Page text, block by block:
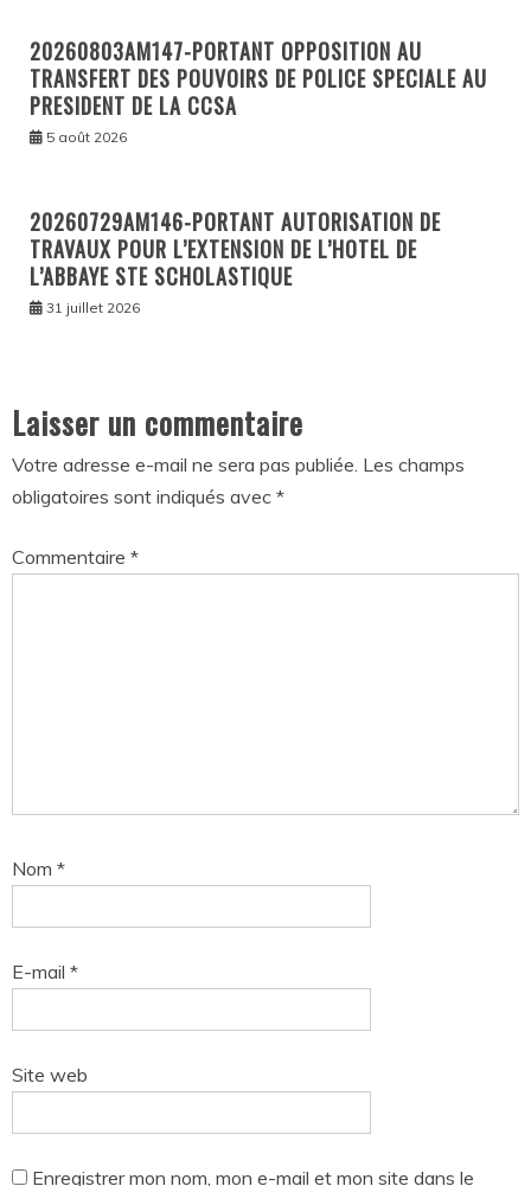
20260803AM147-PORTANT OPPOSITION AU
TRANSFERT DES POUVOIRS DE POLICE SPECIALE AU
PRESIDENT DE LA CCSA
5 août 2026
20260729AM146-PORTANT AUTORISATION DE
TRAVAUX POUR L’EXTENSION DE L’HOTEL DE
L’ABBAYE STE SCHOLASTIQUE
31 juillet 2026
Laisser un commentaire
Votre adresse e-mail ne sera pas publiée. Les champs
obligatoires sont indiqués avec *
Commentaire *
Nom *
E-mail *
Site web
Enregistrer mon nom, mon e-mail et mon site dans le